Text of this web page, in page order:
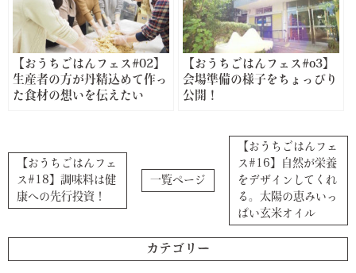
【おうちごはんフェス#02】
生産者の方が丹精込めて作っ
た食材の想いを伝えたい
【おうちごはんフェス#o3】
会場準備の様子をちょっぴり
公開！
【おうちごはんフェ
ス#18】調味料は健
康への先行投資！
一覧ページ
【おうちごはんフェ
ス#16】自然が栄養
をデザインしてくれ
る。太陽の恵みいっ
ぱい玄米オイル
カテゴリー